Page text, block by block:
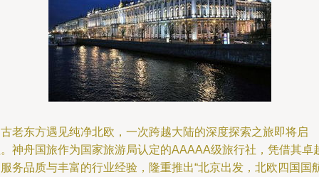
老东方遇见纯净北欧，一次跨越大陆的深度探索之旅即将启
神舟国旅作为国家旅游局认定的AAAAA级旅行社，凭借其卓
务品质与丰富的行业经验，隆重推出“北京出发，北欧四国国